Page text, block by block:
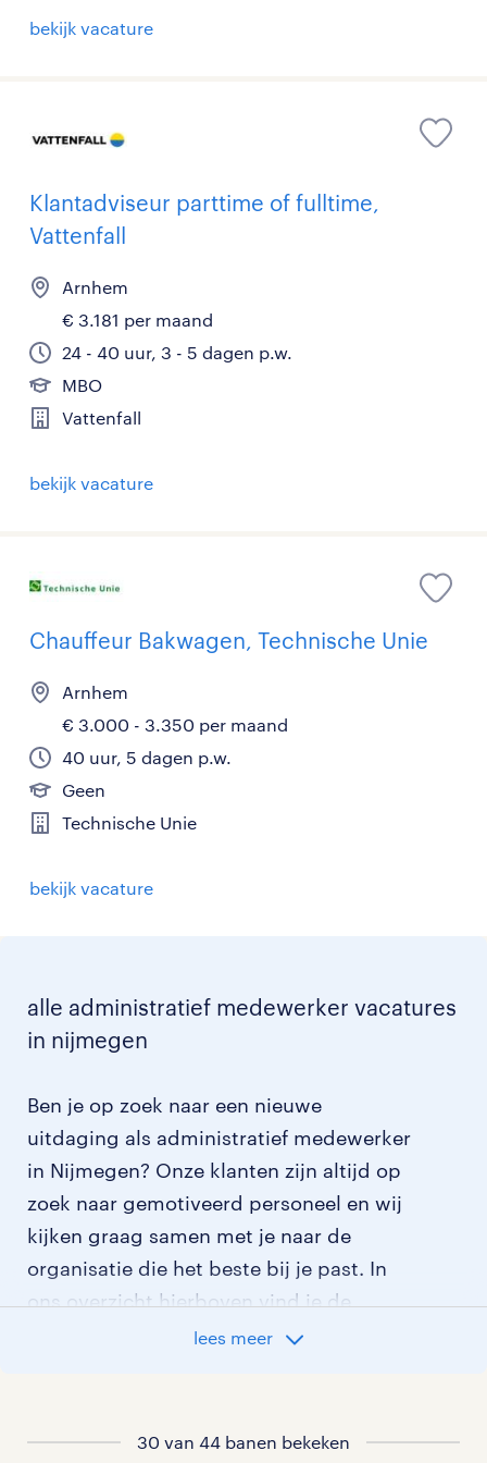
bekijk vacature
Klantadviseur parttime of fulltime,
Vattenfall
Arnhem
€ 3.181 per maand
24 - 40 uur, 3 - 5 dagen p.w.
MBO
Vattenfall
bekijk vacature
Chauffeur Bakwagen, Technische Unie
Arnhem
€ 3.000 - 3.350 per maand
40 uur, 5 dagen p.w.
Geen
Technische Unie
bekijk vacature
alle administratief medewerker vacatures
in nijmegen
Ben je op zoek naar een nieuwe
uitdaging als administratief medewerker
in Nijmegen? Onze klanten zijn altijd op
zoek naar gemotiveerd personeel en wij
kijken graag samen met je naar de
organisatie die het beste bij je past. In
ons overzicht hierboven vind je de
meest recente administratief
werken als administratief medewerker
lees meer
30 van 44 banen bekeken